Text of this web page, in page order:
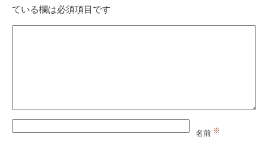
ている欄は必須項目です
名前 ※